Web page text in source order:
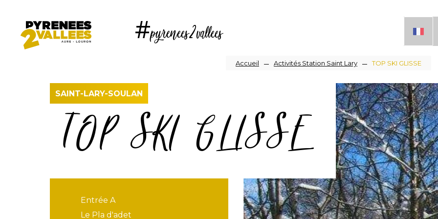
contenu
principal
#pyrenees2vallees
Fil
Accueil Activités Station Saint Lary TOP SKI GLISSE
SAINT-LARY-SOULAN
TOP SKI GLISSE
Entrée A
Le Pla d'adet